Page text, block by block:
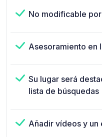
No modificable
Asesoramiento en
Su lugar será
lista de búsquedas
Añadir vídeos y